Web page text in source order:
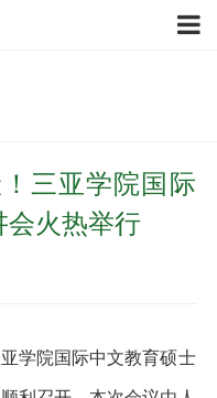
三亚学院国际
会火热举行
学院国际中文教育硕士